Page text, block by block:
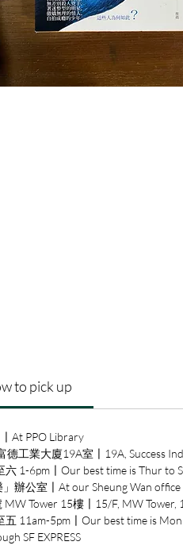
to pick up
At PPO Library
工業大廈19A室〡19A, Success
1-6pm〡Our best time is Thur to
辦公室〡At our Sheung Wan office
MW Tower 15樓〡15/F, MW Tower,
11am-5pm〡Our best time is
SF EXPRESS